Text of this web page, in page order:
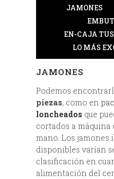
JAMONES
EN-CAJA
LO MÁS
JAMONES
Podemos
piezas, como en
loncheados que
cortados a máquina
mano. Los jamones
disponibles varían
clasificación en
alimentación del